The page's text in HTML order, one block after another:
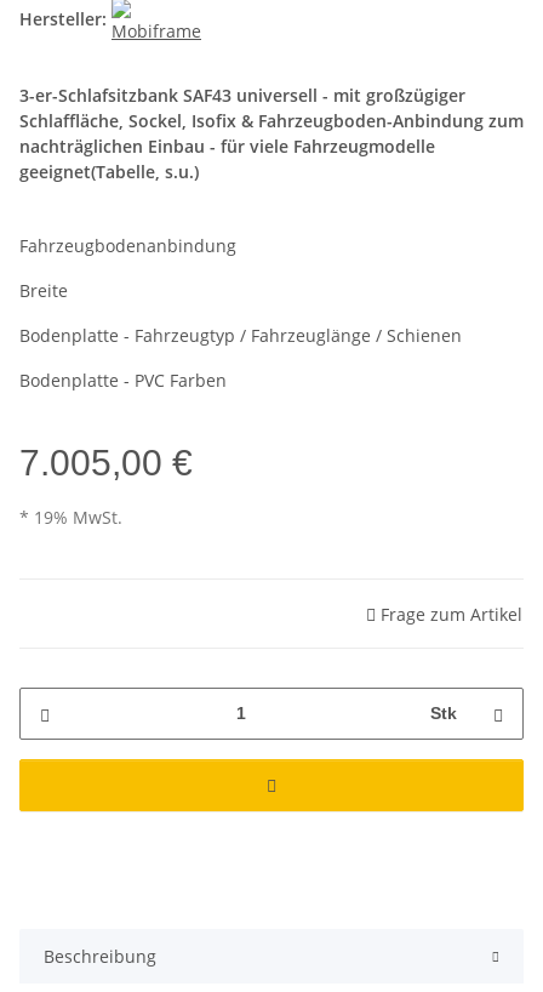
Hersteller:
3-er-Schlafsitzbank SAF43 universell - mit großzügiger
Schlaffläche, Sockel, Isofix & Fahrzeugboden-Anbindung zum
nachträglichen Einbau - für viele Fahrzeugmodelle
geeignet(Tabelle, s.u.)
Fahrzeugbodenanbindung
Breite
Bodenplatte - Fahrzeugtyp / Fahrzeuglänge / Schienen
Bodenplatte - PVC Farben
7.005,00 €
* 19% MwSt.
Frage zum Artikel
Stk
Beschreibung